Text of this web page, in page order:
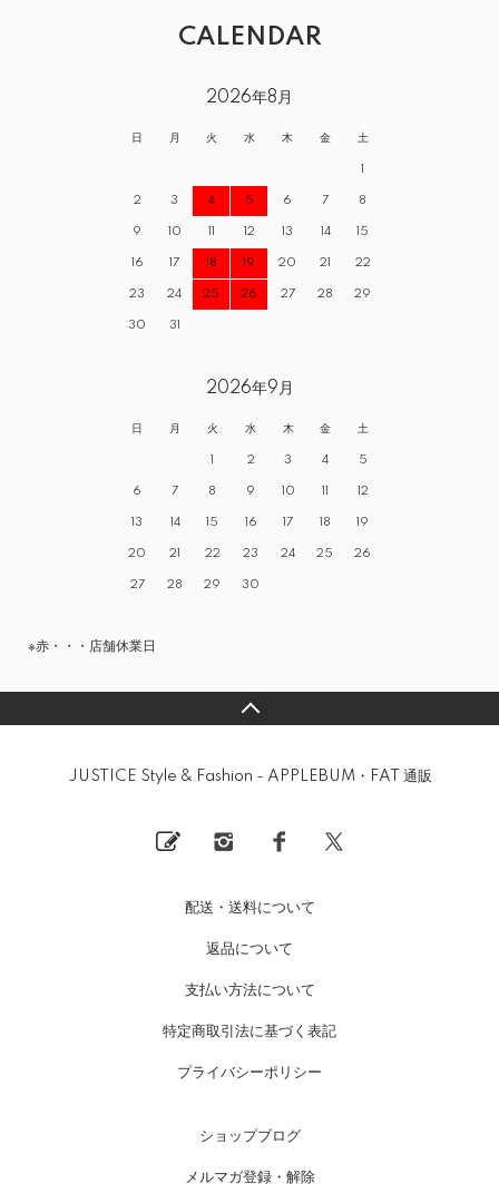
CALENDAR
2026年8月
日 月 火 水 木 金 土
1
2 3 4 5 6 7 8
9 10 11 12 13 14 15
16 17 18 19 20 21 22
23 24 25 26 27 28 29
30 31
2026年9月
日 月 火 水 木 金 土
1 2 3 4 5
6 7 8 9 10 11 12
13 14 15 16 17 18 19
20 21 22 23 24 25 26
27 28 29 30
※赤・・・店舗休業日
JUSTICE Style & Fashion - APPLEBUM・FAT 通販
配送・送料について
返品について
支払い方法について
特定商取引法に基づく表記
プライバシーポリシー
ショップブログ
メルマガ登録・解除